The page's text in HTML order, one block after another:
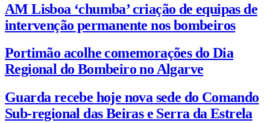
AM Lisboa ‘chumba’ criação de equipas de
intervenção permanente nos bombeiros
Portimão acolhe comemorações do Dia
Regional do Bombeiro no Algarve
Guarda recebe hoje nova sede do Comando
Sub-regional das Beiras e Serra da Estrela